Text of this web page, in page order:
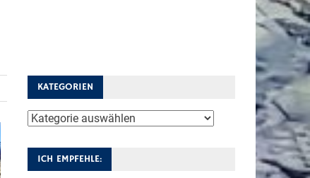
KATEGORIEN
Kategorien
ICH EMPFEHLE: